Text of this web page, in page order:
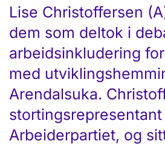
Lise Christoffersen
dem som deltok i
arbeidsinkludering
med
Arendalsuka.
Arbeiderpartiet, og